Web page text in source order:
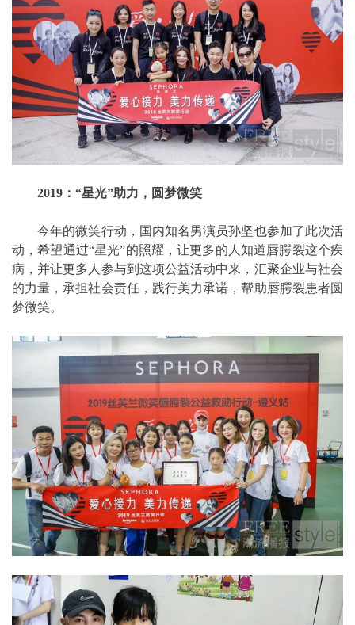
2019：“星光”助力，圆梦微笑
今年的微笑行动，国内知名男演员孙坚也参加了此次活
动，希望通过“星光”的照耀，让更多的人知道唇腭裂这个疾
病，并让更多人参与到这项公益活动中来，汇聚企业与社会
的力量，承担社会责任，践行美力承诺，帮助唇腭裂患者圆
梦微笑。